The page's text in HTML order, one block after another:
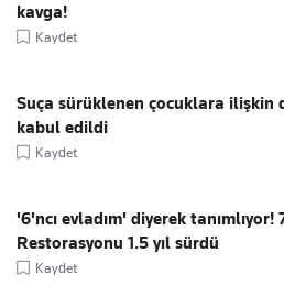
kavga!
Kaydet
Suça sürüklenen çocuklara ilişkin
kabul edildi
Kaydet
'6'ncı evladım' diyerek tanımlıyor!
Restorasyonu 1.5 yıl sürdü
Kaydet